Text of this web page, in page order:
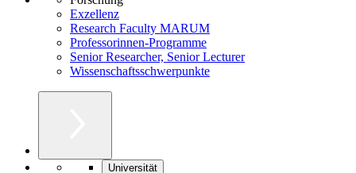
Exzellenz
Research Faculty MARUM
Professorinnen-Programme
Senior Researcher, Senior Lecturer
Wissenschaftsschwerpunkte
Universität